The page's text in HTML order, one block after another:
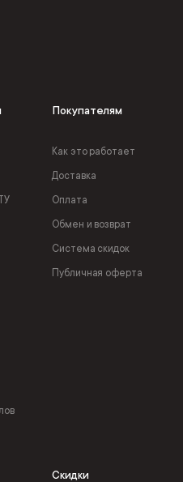
Покупателям
Как это работает
Доставка
Оплата
Обмен и возврат
Система скидок
Публичная оферта
Скидки